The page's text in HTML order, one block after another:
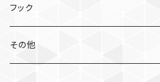
ビンビンメタルTG タイプスロー
ミノー／シャッド
スピナーベイト
2WAY SINKER TG
フック
その他